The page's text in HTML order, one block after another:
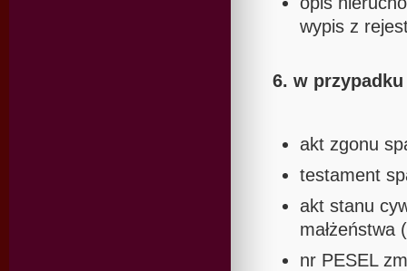
wypis z
6. w przypadku
akt zgonu
testament
akt stanu
małżeństwa
nr PESEL